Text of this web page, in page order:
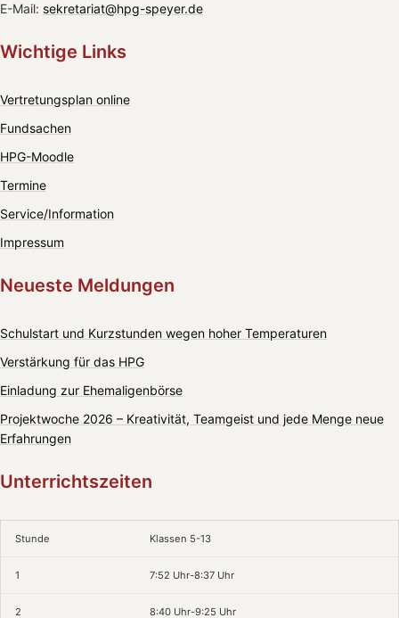
E-Mail: sekretariat@hpg-speyer.de
Wichtige Links
Vertretungsplan online
Fundsachen
HPG-Moodle
Termine
Service/Information
Impressum
Neueste Meldungen
Schulstart und Kurzstunden wegen hoher Temperaturen
Verstärkung für das HPG
Einladung zur Ehemaligenbörse
Projektwoche 2026 – Kreativität, Teamgeist und jede Menge neue
Erfahrungen
Unterrichtszeiten
Stunde Klassen 5-13
1 7:52 Uhr-8:37 Uhr
2 8:40 Uhr-9:25 Uhr